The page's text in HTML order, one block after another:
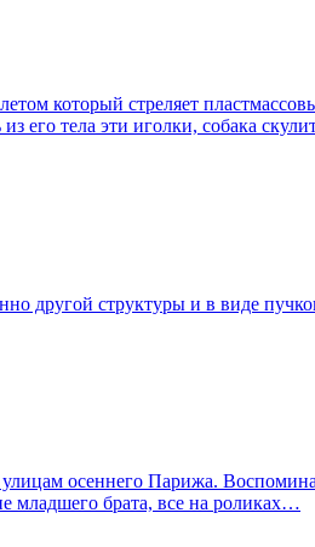
который стреляет
его тела эти иголки, собака
другой структуры и в виде
осеннего Парижа.
младшего брата, все на роликах…